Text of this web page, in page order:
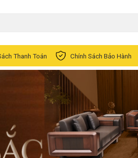
Thanh Toán Chính Sách Bảo Hành